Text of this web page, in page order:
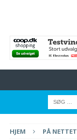
HJEM PÅ NETTET